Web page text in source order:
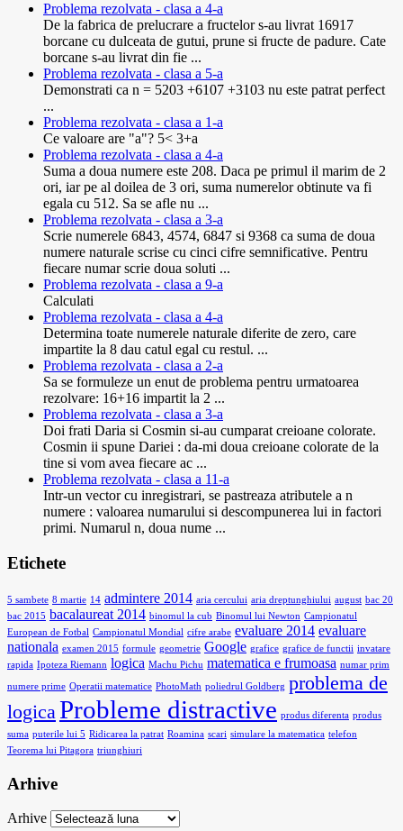
Problema rezolvata - clasa a 4-a
De la fabrica de prelucrare a fructelor s-au livrat 16917
borcane cu dulceata de gutui, prune si fructe de padure. Cate
borcane s-au livrat din fie ...
Problema rezolvata - clasa a 5-a
Demonstrati ca n = 5203 +6107 +3103 nu este patrat perfect
...
Problema rezolvata - clasa a 1-a
Ce valoare are "a"? 5< 3+a
Problema rezolvata - clasa a 4-a
Suma a doua numere este 208. Daca pe primul il marim de 2
ori, iar pe al doilea de 3 ori, suma numerelor obtinute va fi
egala cu 512. Sa se afle nu ...
Problema rezolvata - clasa a 3-a
Scrie numerele 6843, 4574, 6847 si 9368 ca suma de doua
numere naturale scrise cu cinci cifre semnificative. Pentru
fiecare numar scrie doua soluti ...
Problema rezolvata - clasa a 9-a
Calculati
Problema rezolvata - clasa a 4-a
Determina toate numerele naturale diferite de zero, care
impartite la 8 dau catul egal cu restul. ...
Problema rezolvata - clasa a 2-a
Sa se formuleze un enut de problema pentru urmatoarea
rezolvare: 16+16 impartit la 2 ...
Problema rezolvata - clasa a 3-a
Doi frati Daria si Cosmin si-au cumparat creioane colorate.
Cosmin ii spune Dariei : da-mi doua creioane colorate de la
tine si vom avea fiecare ac ...
Problema rezolvata - clasa a 11-a
Intr-un vector cu inregistrari, se pastreaza atributele a n
numere : valoarea numarului si descompunerea lui in factori
primi. Numarul n, doua nume ...
Etichete
5 sambete 8 martie 14 admintere 2014 aria cercului aria dreptunghiului august bac 20
bac 2015 bacalaureat 2014 binomul la cub Binomul lui Newton Campionatul
European de Fotbal Campionatul Mondial cifre arabe evaluare 2014 evaluare
nationala examen 2015 formule geometrie Google grafice grafice de functii invatare
rapida Ipoteza Riemann logica Machu Pichu matematica e frumoasa numar prim
numere prime Operatii matematice PhotoMath poliedrul Goldberg problema de
logica Probleme distractive produs diferenta produs
suma puterile lui 5 Ridicarea la patrat Roamina scari simulare la matematica telefon
Teorema lui Pitagora triunghiuri
Arhive
Arhive